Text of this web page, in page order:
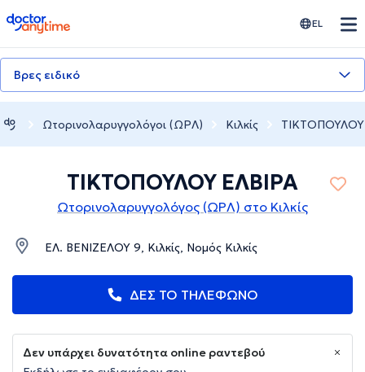
doctoranytime EL
Βρες ειδικό
Ωτορινολαρυγγολόγοι (ΩΡΛ) Κιλκίς
ΤΙΚΤΟΠΟΥΛΟΥ ΕΛΒΙΡΑ
Ωτορινολαρυγγολόγος (ΩΡΛ) στο Κιλκίς
ΕΛ. ΒΕΝΙΖΕΛΟΥ 9, Κιλκίς, Νομός Κιλκίς
ΔΕΣ ΤΟ ΤΗΛΕΦΩΝΟ
Δεν υπάρχει δυνατότητα online ραντεβού